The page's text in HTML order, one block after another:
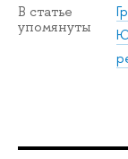
В статье
упомянуты